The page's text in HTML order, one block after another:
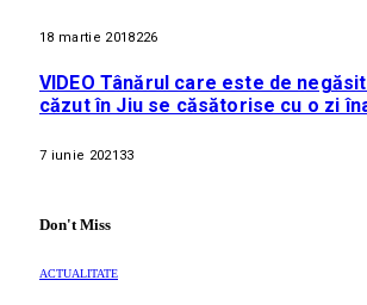
18 martie 2018226
VIDEO Tânărul care este de
căzut în Jiu se căsătorise cu o zi
7 iunie 2021 33
Don't Miss
ACTUALITATE